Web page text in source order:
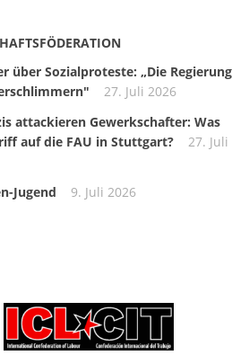
über Sozialproteste: „Die Regierung
27. Juli 2026
attackieren Gewerkschafter: Was
auf die FAU in Stuttgart?
27. Juli
Jugend
9. Juli 2026